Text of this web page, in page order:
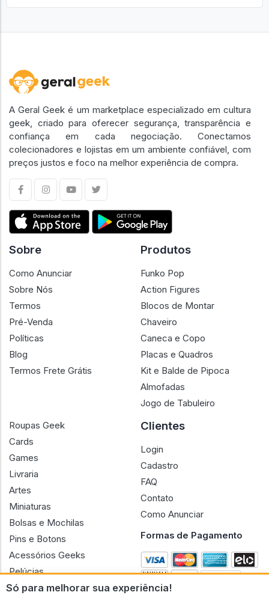
Só para melhorar sua experiência!
A Geral Geek é um marketplace especializado em cultura
geek, criado para oferecer segurança, transparência e
confiança em cada negociação. Conectamos
colecionadores e lojistas em um ambiente confiável, com
preços justos e foco na melhor experiência de compra.
Sobre
Como Anunciar
Sobre Nós
Termos
Pré-Venda
Políticas
Blog
Termos Frete Grátis
Produtos
Funko Pop
Action Figures
Blocos de Montar
Chaveiro
Caneca e Copo
Placas e Quadros
Kit e Balde de Pipoca
Almofadas
Jogo de Tabuleiro
Roupas Geek
Cards
Games
Livraria
Artes
Miniaturas
Bolsas e Mochilas
Pins e Botons
Acessórios Geeks
Pelúcias
Bonecas
Clientes
Login
Cadastro
FAQ
Contato
Como Anunciar
Formas de Pagamento